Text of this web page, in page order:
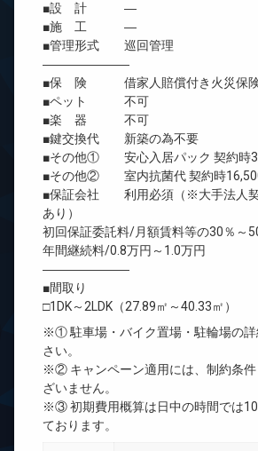
■設 計 ―
■施 工 ―
■管理形式 巡回管理
―――――――
■保 険 借家人賠償付き火災保険
■ペット 不可
■楽 器 不可
■鍵交換代 新築の為不要
■その他① 安心入居パック 契約時
■その他② 室内抗菌代 契約時16,500
■保証会社 利用必須（※大手法人契
あり）
初回保証委託料/月額賃料等の30％～
年間継続料/0.8万円～1.0万円
―――――――
■間取り
□1DK～2LDK（27.89㎡～40.33㎡）
※① 駐車場・バイク置場・駐輪場の詳
さい。
※② キャンペーン適用には、制約条件
ざいません。
※③ 初期費用概算は日中の時間では
ております。